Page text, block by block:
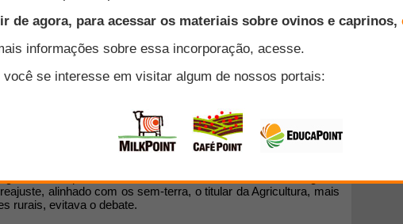
estimular neste ano nenhum debate sobre o reajuste do Índice
- uma antiga bandeira dos defensores da reforma agrária. A
considera mais importante promover reformas na estrutura
Colonização e Reforma Agrária (Incra) e investir na melhoria
para que se tornem mais produtivos.
Luiz Inácio Lula da Silva, a questão do índice chegou a
governo. Enquanto o então ministro do Desenvolvimento Agrário
alinhado com os sem-terra, o titular da Agricultura, mais
rurais, evitava o debate.